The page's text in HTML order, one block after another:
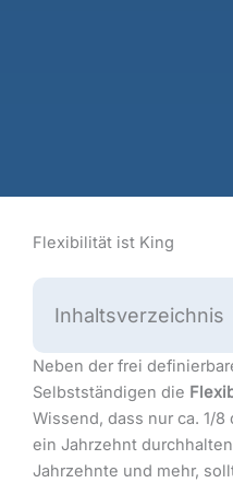
Flexibilität ist King
Inhaltsverzeichnis
Neben der frei
Selbstständigen die
Wissend, dass nur ca. 1/
ein Jahrzehnt
Jahrzehnte und mehr,